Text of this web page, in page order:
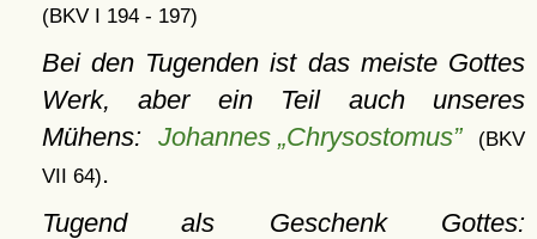
(BKV I 194 - 197)
Bei den Tugenden ist das meiste Gottes
Werk, aber ein Teil auch unseres
Mühens: Johannes „Chrysostomus”
(BKV
VII 64).
Tugend als Geschenk Gottes: